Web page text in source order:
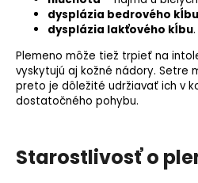
dysplázia bedrového kĺbu
dysplázia lakťového kĺbu.
Plemeno môže tiež trpieť na
vyskytujú aj kožné nádory. Setre
preto je dôležité udržiavať ich v
dostatočného pohybu.
Starostlivosť o